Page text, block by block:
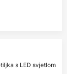
s LED svjetlom